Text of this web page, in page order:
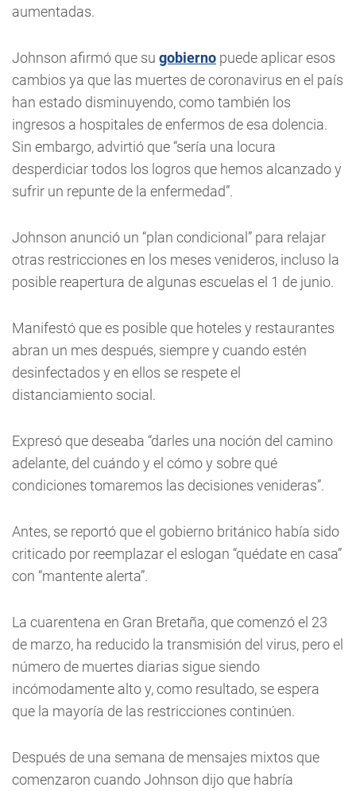
aumentadas.
Johnson afirmó que su gobierno puede aplicar esos
cambios ya que las muertes de coronavirus en el país
han estado disminuyendo, como también los
ingresos a hospitales de enfermos de esa dolencia.
Sin embargo, advirtió que “sería una locura
desperdiciar todos los logros que hemos alcanzado y
sufrir un repunte de la enfermedad”.
Johnson anunció un “plan condicional” para relajar
otras restricciones en los meses venideros, incluso la
posible reapertura de algunas escuelas el 1 de junio.
Manifestó que es posible que hoteles y restaurantes
abran un mes después, siempre y cuando estén
desinfectados y en ellos se respete el
distanciamiento social.
Expresó que deseaba “darles una noción del camino
adelante, del cuándo y el cómo y sobre qué
condiciones tomaremos las decisiones venideras”.
Antes, se reportó que el gobierno británico había sido
criticado por reemplazar el eslogan “quédate en casa”
con “mantente alerta”.
La cuarentena en Gran Bretaña, que comenzó el 23
de marzo, ha reducido la transmisión del virus, pero el
número de muertes diarias sigue siendo
incómodamente alto y, como resultado, se espera
que la mayoría de las restricciones continúen.
Después de una semana de mensajes mixtos que
comenzaron cuando Johnson dijo que habría